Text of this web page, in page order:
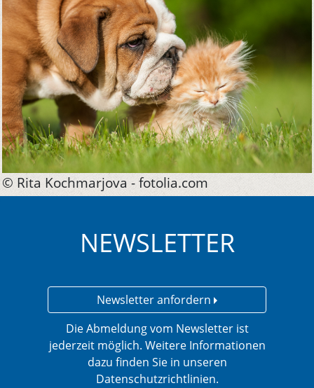
© Rita Kochmarjova - fotolia.com
NEWSLETTER
Newsletter anfordern
Die Abmeldung vom Newsletter ist
jederzeit möglich. Weitere Informationen
dazu finden Sie in unseren
Datenschutzrichtlinien.